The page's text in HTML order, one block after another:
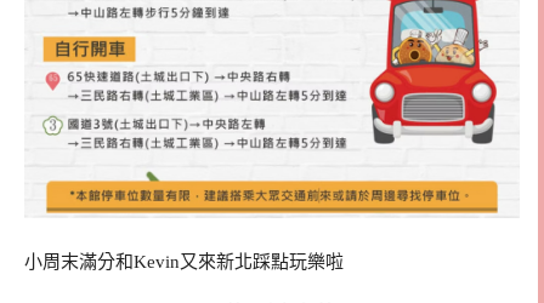
小周末滿分和Kevin又來新北踩點玩樂啦